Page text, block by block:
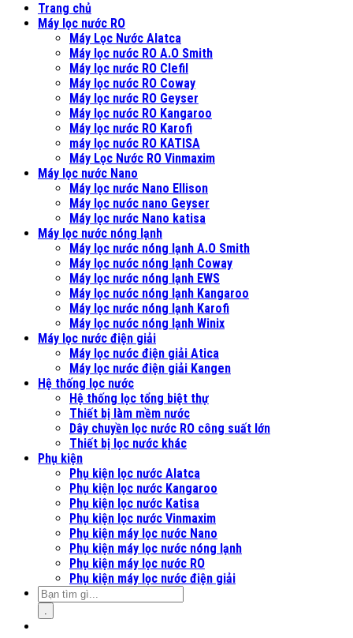
Trang chủ
Máy lọc nước RO
Máy Lọc Nước Alatca
Máy lọc nước RO A.O Smith
Máy lọc nước RO Clefil
Máy lọc nước RO Coway
Máy lọc nước RO Geyser
Máy lọc nước RO Kangaroo
Máy lọc nước RO Karofi
máy lọc nước RO KATISA
Máy Lọc Nước RO Vinmaxim
Máy lọc nước Nano
Máy lọc nước Nano Ellison
Máy lọc nước nano Geyser
Máy lọc nước Nano katisa
Máy lọc nước nóng lạnh
Máy lọc nước nóng lạnh A.O Smith
Máy lọc nước nóng lạnh Coway
Máy lọc nước nóng lạnh EWS
Máy lọc nước nóng lạnh Kangaroo
Máy lọc nước nóng lạnh Karofi
Máy lọc nước nóng lạnh Winix
Máy lọc nước điện giải
Máy lọc nước điện giải Atica
Máy lọc nước điện giải Kangen
Hệ thống lọc nước
Hệ thống lọc tổng biệt thự
Thiết bị làm mềm nước
Dây chuyền lọc nước RO công suất lớn
Thiết bị lọc nước khác
Phụ kiện
Phụ kiện lọc nước Alatca
Phụ kiện lọc nước Kangaroo
Phụ kiện lọc nước Katisa
Phụ kiện lọc nước Vinmaxim
Phụ kiện máy lọc nước Nano
Phụ kiện máy lọc nước nóng lạnh
Phụ kiện máy lọc nước RO
Phụ kiện máy lọc nước điện giải
.